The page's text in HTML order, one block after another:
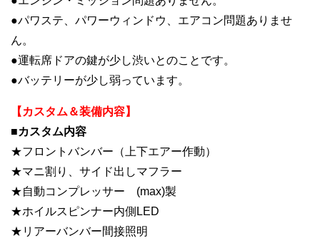
●パワステ、パワーウィンドウ、エアコン問題ありませ
ん。
●運転席ドアの鍵が少し渋いとのことです。
●バッテリーが少し弱っています。
【カスタム＆装備内容】
■カスタム内容
★フロントバンバー（上下エアー作動）
★マニ割り、サイド出しマフラー
★自動コンプレッサー (max)製
★ホイルスピンナー内側LED
★リアーバンバー間接照明